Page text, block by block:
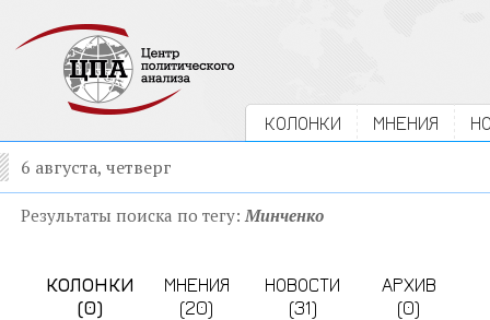
КОЛОНКИ МНЕНИЯ
6 августа, четверг
Результаты поиска по тегу:Минченко
КОЛОНКИ
(0)
МНЕНИЯ
(20)
НОВОСТИ
(31)
АРХИВ
(0)